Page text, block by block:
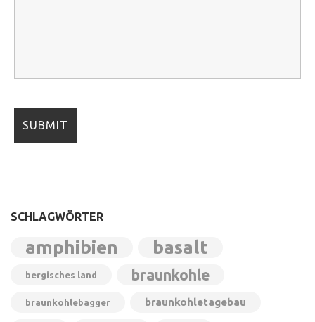
SCHLAGWÖRTER
amphibien basalt
bergisches land braunkohle
braunkohlebagger braunkohletagebau